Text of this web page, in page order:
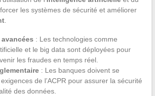
les systèmes de sécurité et améliorer
.
: Les technologies comme
et le big data sont déployées pour
les fraudes en temps réel.
: Les banques doivent se
de l’ACPR pour assurer la sécurité
des données.